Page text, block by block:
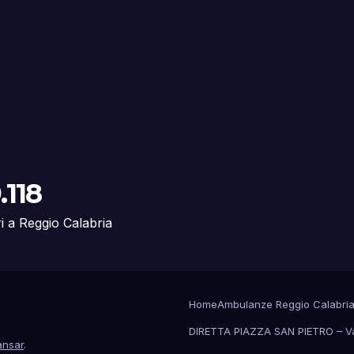
Reggio Calabria
.
HomeAmbulanze Reggio Calabria
DIRETTA PIAZZA SAN PIETRO –